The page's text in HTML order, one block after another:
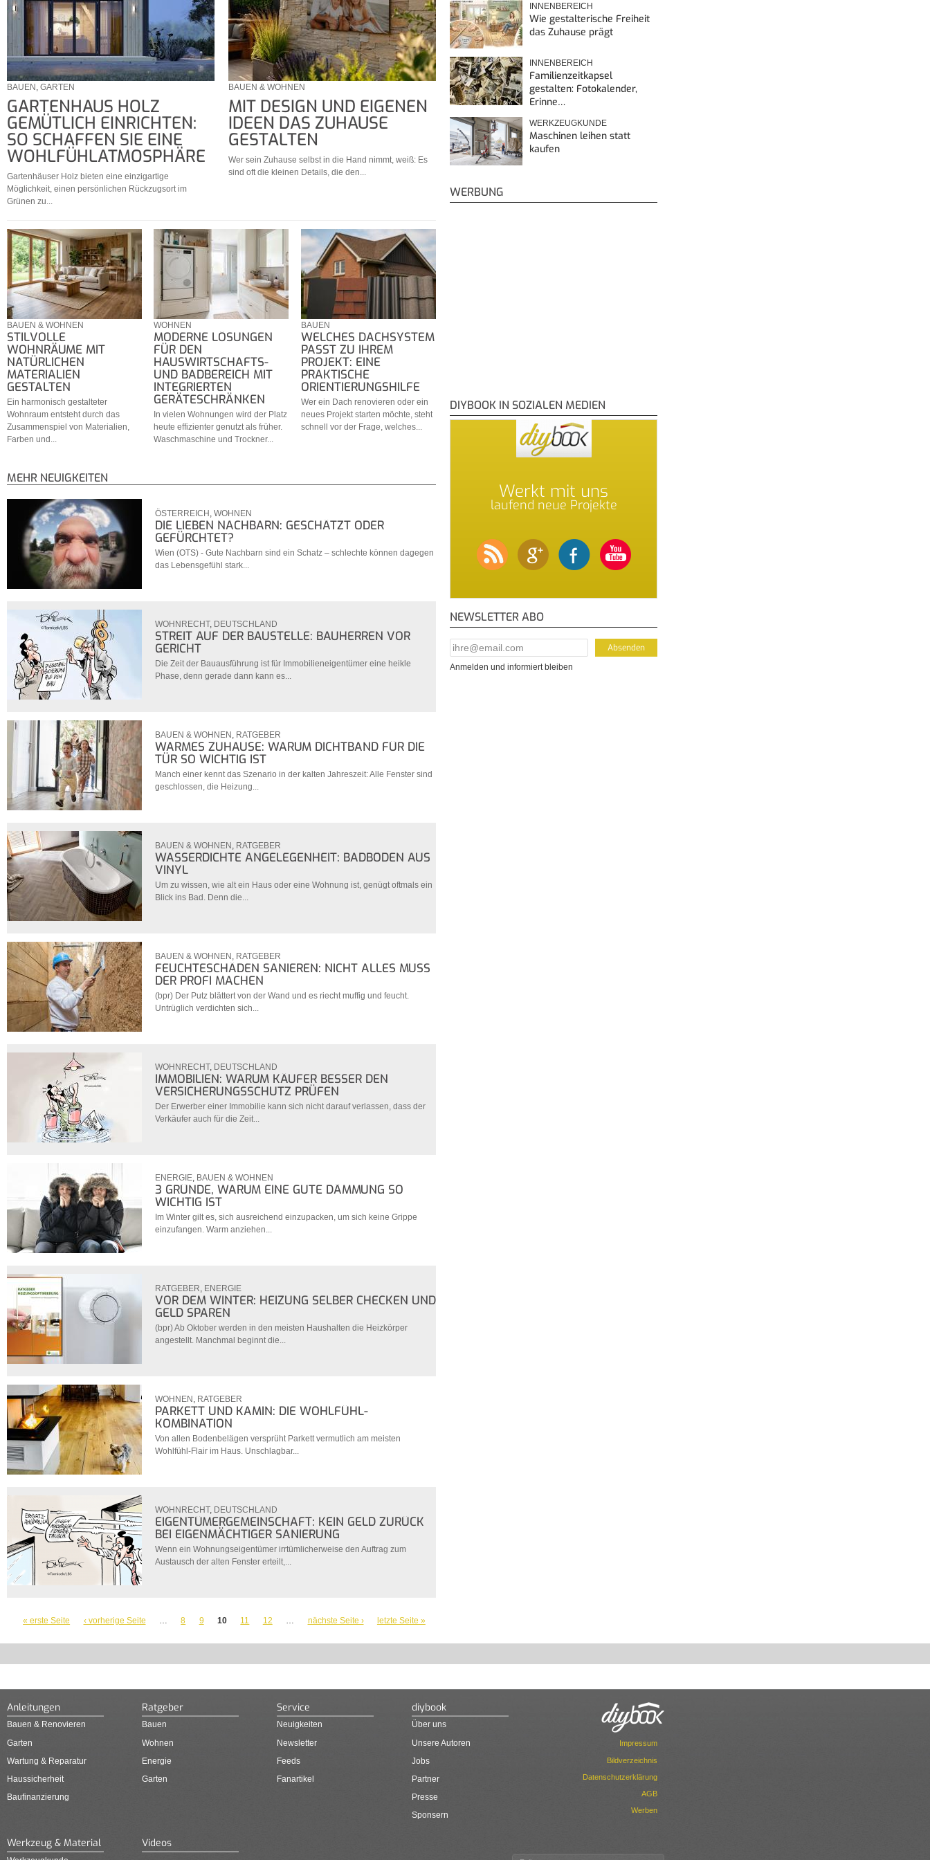
BAUEN , GARTEN
GARTENHAUS HOLZ
GEMÜTLICH EINRICHTEN:
SO SCHAFFEN SIE EINE
WOHLFÜHLATMOSPHÄRE
Gartenhäuser Holz bieten eine einzigartige
Möglichkeit, einen persönlichen Rückzugsort im
Grünen zu...
BAUEN & WOHNEN
MIT DESIGN UND EIGENEN
IDEEN DAS ZUHAUSE
GESTALTEN
Wer sein Zuhause selbst in die Hand nimmt, weiß: Es
sind oft die kleinen Details, die den...
BAUEN & WOHNEN
STILVOLLE
WOHNRÄUME MIT
NATÜRLICHEN
MATERIALIEN
GESTALTEN
Ein harmonisch gestalteter
Wohnraum entsteht durch das
Zusammenspiel von Materialien,
Farben und...
WOHNEN
MODERNE LÖSUNGEN
FÜR DEN
HAUSWIRTSCHAFTS-
UND BADBEREICH MIT
INTEGRIERTEN
GERÄTESCHRÄNKEN
In vielen Wohnungen wird der Platz
heute effizienter genutzt als früher.
Waschmaschine und Trockner...
BAUEN
WELCHES DACHSYSTEM
PASST ZU IHREM
PROJEKT: EINE
PRAKTISCHE
ORIENTIERUNGSHILFE
Wer ein Dach renovieren oder ein
neues Projekt starten möchte, steht
schnell vor der Frage, welches...
MEHR NEUIGKEITEN
ÖSTERREICH , WOHNEN
DIE LIEBEN NACHBARN: GESCHÄTZT ODER
GEFÜRCHTET?
Wien (OTS) - Gute Nachbarn sind ein Schatz – schlechte können dagegen
das Lebensgefühl stark...
WOHNRECHT, DEUTSCHLAND
STREIT AUF DER BAUSTELLE: BAUHERREN VOR
GERICHT
Die Zeit der Bauausführung ist für Immobilieneigentümer eine heikle
Phase, denn gerade dann kann es...
BAUEN & WOHNEN , RATGEBER
WARMES ZUHAUSE: WARUM DICHTBAND FÜR DIE
TÜR SO WICHTIG IST
Manch einer kennt das Szenario in der kalten Jahreszeit: Alle Fenster sind
geschlossen, die Heizung...
BAUEN & WOHNEN , RATGEBER
WASSERDICHTE ANGELEGENHEIT: BADBÖDEN AUS
VINYL
Um zu wissen, wie alt ein Haus oder eine Wohnung ist, genügt oftmals ein
Blick ins Bad. Denn die...
BAUEN & WOHNEN , RATGEBER
FEUCHTESCHÄDEN SANIEREN: NICHT ALLES MUSS
DER PROFI MACHEN
(bpr) Der Putz blättert von der Wand und es riecht muffig und feucht.
Untrüglich verdichten sich...
WOHNRECHT, DEUTSCHLAND
IMMOBILIEN: WARUM KÄUFER BESSER DEN
VERSICHERUNGSSCHUTZ PRÜFEN
Der Erwerber einer Immobilie kann sich nicht darauf verlassen, dass der
Verkäufer auch für die Zeit...
ENERGIE, BAUEN & WOHNEN
3 GRÜNDE, WARUM EINE GUTE DÄMMUNG SO
WICHTIG IST
Im Winter gilt es, sich ausreichend einzupacken, um sich keine Grippe
einzufangen. Warm anziehen...
RATGEBER, ENERGIE
VOR DEM WINTER: HEIZUNG SELBER CHECKEN UND
GELD SPAREN
(bpr) Ab Oktober werden in den meisten Haushalten die Heizkörper
angestellt. Manchmal beginnt die...
WOHNEN , RATGEBER
PARKETT UND KAMIN: DIE WOHLFÜHL-
KOMBINATION
Von allen Bodenbelägen versprüht Parkett vermutlich am meisten
Wohlfühl-Flair im Haus. Unschlagbar...
WOHNRECHT, DEUTSCHLAND
EIGENTÜMERGEMEINSCHAFT: KEIN GELD ZURÜCK
BEI EIGENMÄCHTIGER SANIERUNG
Wenn ein Wohnungseigentümer irrtümlicherweise den Auftrag zum
Austausch der alten Fenster erteilt,...
SEITEN
« erste Seite ‹ vorherige Seite … 8 9 10 11 12 … nächste Seite › letzte Seite »
INNENBEREICH
Wie gestalterische Freiheit
das Zuhause prägt
INNENBEREICH
Familienzeitkapsel
gestalten: Fotokalender,
Erinne…
WERKZEUGKUNDE
Maschinen leihen statt
kaufen
WERBUNG
DIYBOOK IN SOZIALEN MEDIEN
Werkt mit uns
laufend neue Projekte
NEWSLETTER ABO
E-Mail Addresse*
Anmelden und informiert bleiben
Anleitungen
Bauen & Renovieren
Garten
Wartung & Reparatur
Haussicherheit
Baufinanzierung
Ratgeber
Bauen
Wohnen
Energie
Garten
Service
Neuigkeiten
Newsletter
Feeds
Fanartikel
diybook
Über uns
Unsere Autoren
Jobs
Partner
Presse
Sponsern
Werkzeug & Material Videos
Impressum
Bildverzeichnis
Datenschutzerklärung
AGB
Werben